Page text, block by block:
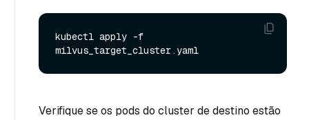
kubectl apply -f
Verifique se os pods do cluster de destino estão